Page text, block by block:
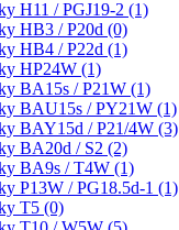
H11 / PGJ19-2 (1)
HB3 / P20d (0)
HB4 / P22d (1)
HP24W (1)
BA15s / P21W (1)
BAU15s / PY21W (1)
BAY15d / P21/4W (3)
BA20d / S2 (2)
BA9s / T4W (1)
P13W / PG18.5d-1 (1)
T5 (0)